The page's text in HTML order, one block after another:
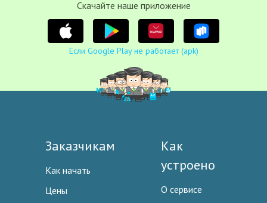
Cкачайте наше приложение
Если Google Play не работает (apk)
Заказчикам
Как начать
Цены
Как
устроено
О сервисе